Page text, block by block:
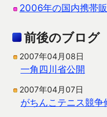
2006年の国内携帯
前後のブログ
2007年04月08日
一角四川省公開
2007年04月07日
がちんこテニス競争